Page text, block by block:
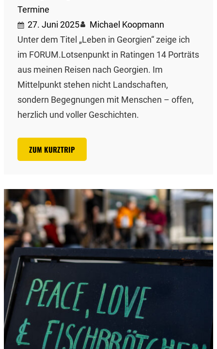
Termine
27. Juni 2025
Michael Koopmann
Unter dem Titel „Leben in Georgien“ zeige ich
im FORUM.Lotsenpunkt in Ratingen 14 Porträts
aus meinen Reisen nach Georgien. Im
Mittelpunkt stehen nicht Landschaften,
sondern Begegnungen mit Menschen – offen,
herzlich und voller Geschichten.
ZUM KURZTRIP